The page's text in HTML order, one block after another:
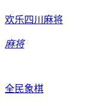
欢乐四川麻将
麻将
全民象棋